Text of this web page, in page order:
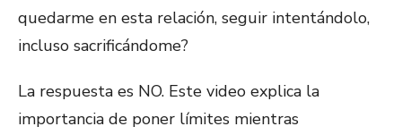
quedarme en esta relación, seguir intentándolo,
incluso sacrificándome?
La respuesta es NO. Este video explica la
importancia de poner límites mientras